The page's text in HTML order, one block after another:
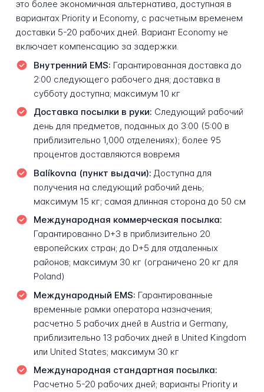
это более экономичная альтернатива, доступная в
вариантах Priority и Economy, с расчетным временем
доставки 5-20 рабочих дней. Вариант Economy не
включает компенсацию за задержки.
Внутренний EMS: Гарантированная доставка до
2:00 следующего рабочего дня; доставка в
субботу доступна; максимум 10 кг
Доставка посылки в руки: Следующий рабочий
день для предметов, поданных до 3:00 (5:00 в
приблизительно 1,000 отделениях); более 95
процентов доставляются вовремя
Balíkovna (пункт выдачи): Доступна для
получения на следующий рабочий день;
максимум 15 кг; самая длинная сторона до 50 см
Международная коммерческая посылка:
Гарантированно D+3 в приблизительно 20
европейских стран; до D+5 для отдаленных
районов; максимум 30 кг (ограничено 20 кг для
Poland)
Международный EMS: Гарантированные
временные рамки оператора назначения;
расчетно 5 рабочих дней в Austria и Germany,
приблизительно 13 рабочих дней в United Kingdom
или United States; максимум 30 кг
Международная стандартная посылка:
Расчетно 5-20 рабочих дней; варианты Priority и